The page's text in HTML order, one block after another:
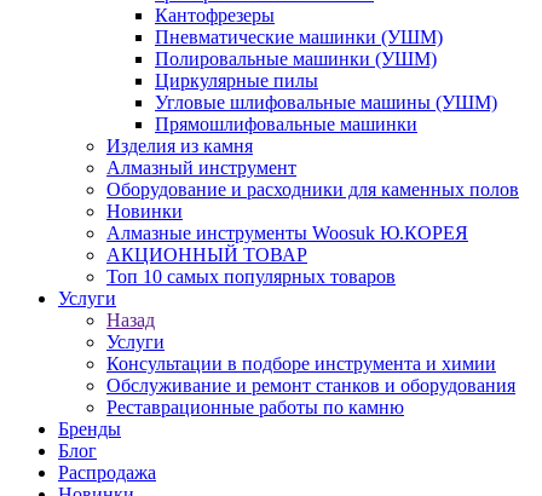
Кантофрезеры
Пневматические машинки (УШМ)
Полировальные машинки (УШМ)
Циркулярные пилы
Угловые шлифовальные машины (УШМ)
Прямошлифовальные машинки
Изделия из камня
Алмазный инструмент
Оборудование и расходники для каменных полов
Новинки
Алмазные инструменты Woosuk Ю.КОРЕЯ
АКЦИОННЫЙ ТОВАР
Топ 10 самых популярных товаров
Услуги
Назад
Услуги
Консультации в подборе инструмента и химии
Обслуживание и ремонт станков и оборудования
Реставрационные работы по камню
Бренды
Блог
Распродажа